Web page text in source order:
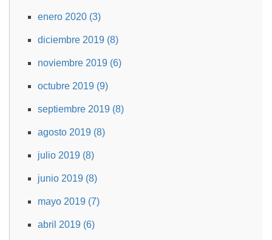
enero 2020 (3)
diciembre 2019 (8)
noviembre 2019 (6)
octubre 2019 (9)
septiembre 2019 (8)
agosto 2019 (8)
julio 2019 (8)
junio 2019 (8)
mayo 2019 (7)
abril 2019 (6)